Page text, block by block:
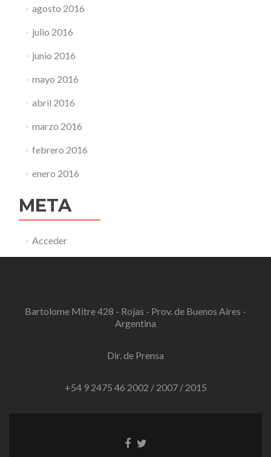
agosto 2016
julio 2016
junio 2016
mayo 2016
abril 2016
marzo 2016
febrero 2016
enero 2016
META
Acceder
Bartolome Mitre 428 - Rojas - Prov. de Buenos Aires -
Argentina
Dir. de Prensa
+54 9 2475 46 2002 / 2007 / 2015
EnlaceEnlace